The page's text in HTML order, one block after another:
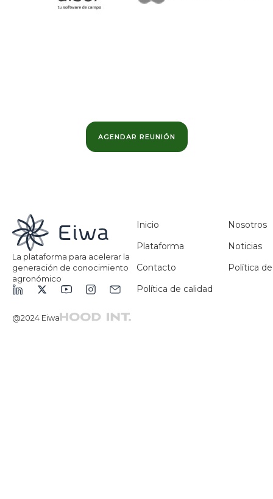
AGENDAR REUNIÓN
La plataforma para acelerar la
generación de conocimiento
agronómico
Inicio
Nosotros
Plataforma
Noticias
Contacto
Política
Política de calidad
@2024 Eiwa